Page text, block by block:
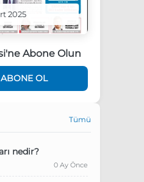
2025
Abone Olun
OL
Tümü
nedir?
0 Ay Önce